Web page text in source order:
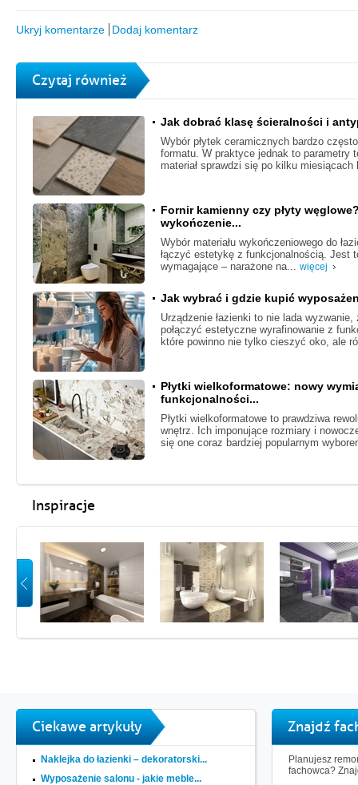
Ukryj komentarze Dodaj komentarz
Czytaj również
Jak dobrać klasę ścieralności i
Wybór płytek ceramicznych bardzo
formatu. W praktyce jednak to parametry
materiał sprawdzi się po kilku
Fornir kamienny czy płyty
wykończenie...
Wybór materiału wykończeniowego do
łączyć estetykę z funkcjonalnością. Jest
wymagające – narażone na... więcej
Jak wybrać i gdzie kupić
Urządzenie łazienki to nie lada
połączyć estetyczne wyrafinowanie z
które powinno nie tylko cieszyć oko, ale
Płytki wielkoformatowe: nowy
funkcjonalności...
Płytki wielkoformatowe to prawdziwa
wnętrz. Ich imponujące rozmiary i
się one coraz bardziej popularnym
Inspiracje
Ciekawe artykuły
Naklejka do łazienki – dekoratorski...
Wyposażenie salonu - jakie meble...
Znajdź
Planujesz
fachowca?